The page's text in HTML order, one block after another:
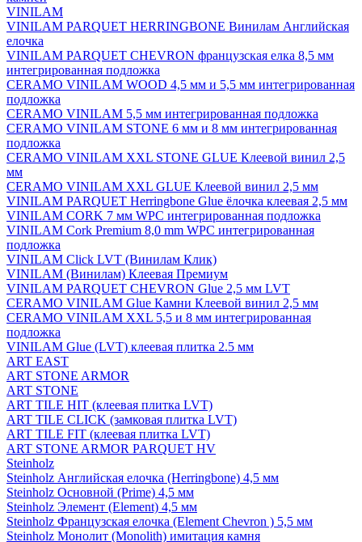
VINILAM
VINILAM PARQUET HERRINGBONE Винилам Английская
елочка
VINILAM PARQUET CHEVRON французская елка 8,5 мм
интегрированная подложка
CERAMO VINILAM WOOD 4,5 мм и 5,5 мм интегрированная
подложка
CERAMO VINILAM 5,5 мм интегрированная подложка
CERAMO VINILAM STONE 6 мм и 8 мм интегрированная
подложка
CERAMO VINILAM XXL STONE GLUE Клеевой винил 2,5
мм
CERAMO VINILAM XXL GLUE Клеевой винил 2,5 мм
VINILAM PARQUET Herringbone Glue ёлочка клеевая 2,5 мм
VINILAM CORK 7 мм WPC интегрированная подложка
VINILAM Cork Premium 8,0 mm WPC интегрированная
подложка
VINILAM Click LVT (Винилам Клик)
VINILAM (Винилам) Клеевая Премиум
VINILAM PARQUET CHEVRON Glue 2,5 мм LVT
CERAMO VINILAM Glue Камни Клеевой винил 2,5 мм
CERAMO VINILAM XXL 5,5 и 8 мм интегрированная
подложка
VINILAM Glue (LVT) клеевая плитка 2.5 мм
ART EAST
ART STONE ARMOR
ART STONE
ART TILE HIT (клеевая плитка LVT)
ART TILE CLICK (замковая плитка LVT)
ART TILE FIT (клеевая плитка LVT)
ART STONE ARMOR PARQUET HV
Steinholz
Steinholz Английская елочка (Herringbone) 4,5 мм
Steinholz Основной (Prime) 4,5 мм
Steinholz Элемент (Element) 4,5 мм
Steinholz Французская елочка (Element Chevron ) 5,5 мм
Steinholz Монолит (Monolith) имитация камня